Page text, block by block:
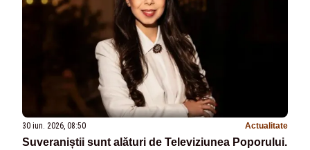
30 iun. 2026, 08:50 Actualitate
Suveraniștii sunt alături de Televiziunea Poporului.